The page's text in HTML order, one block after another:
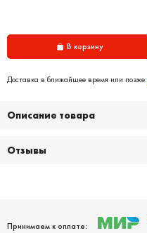
В корзину
Доставка в ближайшее время или позже:
Описание товара
Отзывы
Принимаем к оплате: